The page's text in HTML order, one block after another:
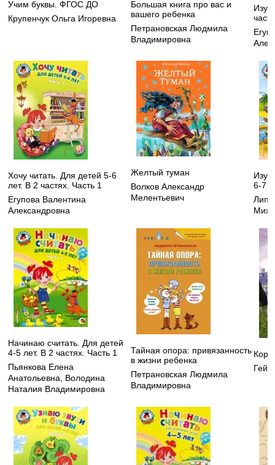
Учим буквы. ФГОС ДО
Крупенчук Ольга Игоревна
Большая книга про вас и
вашего ребенка
Петрановская Людмила
Владимировна
Хочу читать. Для детей 5-6
лет. В 2 частях. Часть 1
Егупова Валентина
Александровна
Желтый туман
Волков Александр
Мелентьевич
6-7
Начинаю считать. Для детей
4-5 лет. В 2 частях. Часть 1
Пьянкова Елена
Анатольевна
Володина
Наталия Владимировна
Тайная опора: привязанность
в жизни ребенка
Петрановская Людмила
Владимировна